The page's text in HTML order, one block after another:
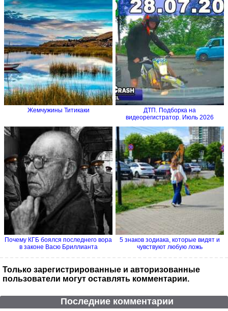
Жемчужины Титикаки
ДТП. Подборка на
видеорегистратор. Июль 2026
Почему КГБ боялся последнего вора
в законе Васю Бриллианта
5 знаков зодиака, которые видят и
чувствуют любую ложь
Только зарегистрированные и авторизованные
пользователи могут оставлять комментарии.
Последние комментарии